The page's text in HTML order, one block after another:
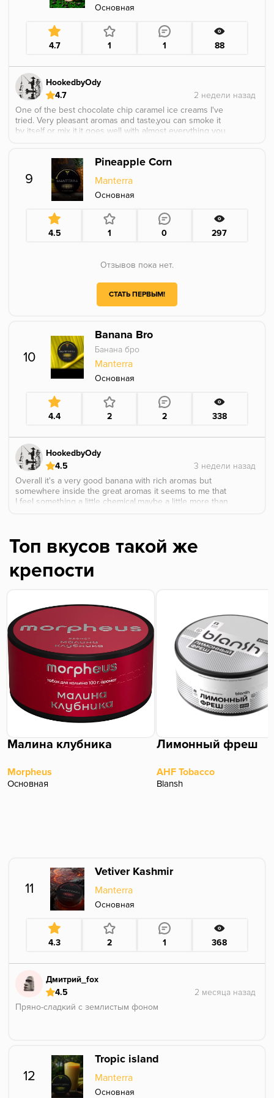
Основная
4.7 1 1 88
HookedbyOdy
4.7
One of the best chocolate chip caramel ice creams I've
tried. Very pleasant aromas and taste,you can smoke it
by itself or mix it,it goes well with almost everything you
9
Pineapple Corn
Manterra
Основная
4.5 1 0 297
Отзывов пока нет.
СТАТЬ ПЕРВЫМ!
10
Banana Bro
Банана бро
Manterra
Основная
4.4 2 2 338
HookedbyOdy
4.5
Overall it's a very good banana with rich aromas but
somewhere inside the great aromas it seems to me that
I feel something a little chemical,maybe a little more than
Топ вкусов такой же
крепости
Малина клубника
Morpheus
Основная
Лимонный фреш
AHF Tobacco
Blansh
11
Vetiver Kashmir
Manterra
Основная
4.3 2 1 368
Дмитрий_fox
4.5
Пряно-сладкий с землистым фоном
12
Tropic island
Manterra
Основная